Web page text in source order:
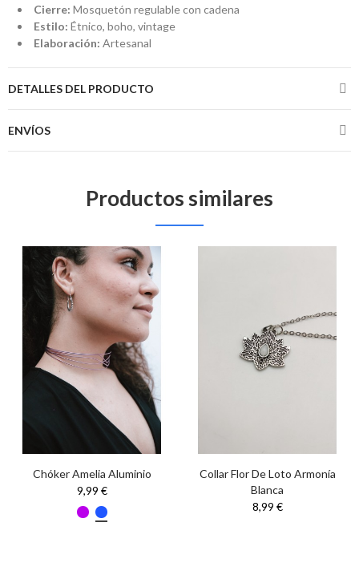
Cierre: Mosquetón regulable con cadena
Estilo: Étnico, boho, vintage
Elaboración: Artesanal
DETALLES DEL PRODUCTO
ENVÍOS
Productos similares
Chóker Amelia Aluminio
9,99 €
Collar Flor De Loto Armonía
Blanca
8,99 €